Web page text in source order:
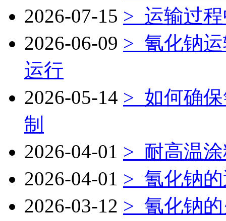
2026-07-15 > 运输过
2026-06-09 > 氰化钠
运行
2026-05-14 > 如何确
制
2026-04-01 > 耐高温
2026-04-01 > 氰化钠
2026-03-12 > 氰化钠